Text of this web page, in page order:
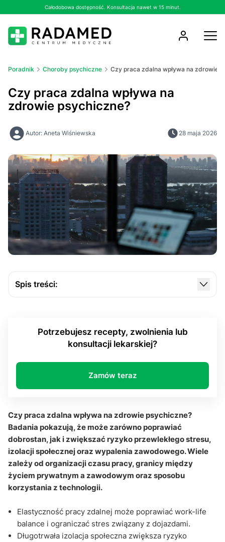
Całodobowa dostępność. Konsultacja nawet w 15 minut.
Poradnik Choroby psychiczne Czy praca zdalna wpływa na zdrowie
Czy praca zdalna wpływa na
zdrowie psychiczne?
Autor: Aneta Wiśniewska 28 maja 2026
Spis treści:
Dlaczego izolacja społeczna zwiększa ryzyko
wypalenia zawodowego?
Czy work-life balance w pracy zdalnej naprawdę
Q&A
Potrzebujesz recepty, zwolnienia lub
konsultacji lekarskiej?
Zamów teraz
Czy praca zdalna wpływa na zdrowie psychiczne?
Badania pokazują, że może zarówno poprawiać
dobrostan, jak i zwiększać ryzyko przewlekłego stresu,
izolacji społecznej oraz wypalenia zawodowego. Wiele
zależy od organizacji czasu pracy, granicy między
życiem prywatnym a zawodowym oraz sposobu
korzystania z technologii.
Elastyczność pracy zdalnej może poprawiać work-life
balance i ograniczać stres związany z dojazdami.
Długotrwała izolacja społeczna zwiększa ryzyko